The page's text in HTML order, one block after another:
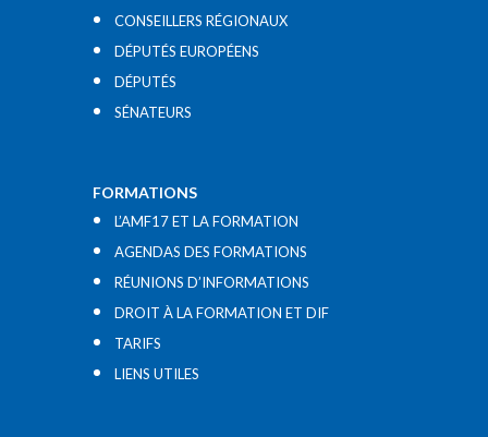
CONSEILLERS RÉGIONAUX
DÉPUTÉS EUROPÉENS
DÉPUTÉS
SÉNATEURS
FORMATIONS
L’AMF17 ET LA FORMATION
AGENDAS DES FORMATIONS
RÉUNIONS D’INFORMATIONS
DROIT À LA FORMATION ET DIF
TARIFS
LIENS UTILES​